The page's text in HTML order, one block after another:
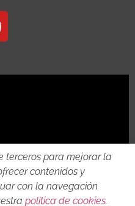
terceros para mejorar la
contenidos y
con la navegación
política de cookies.